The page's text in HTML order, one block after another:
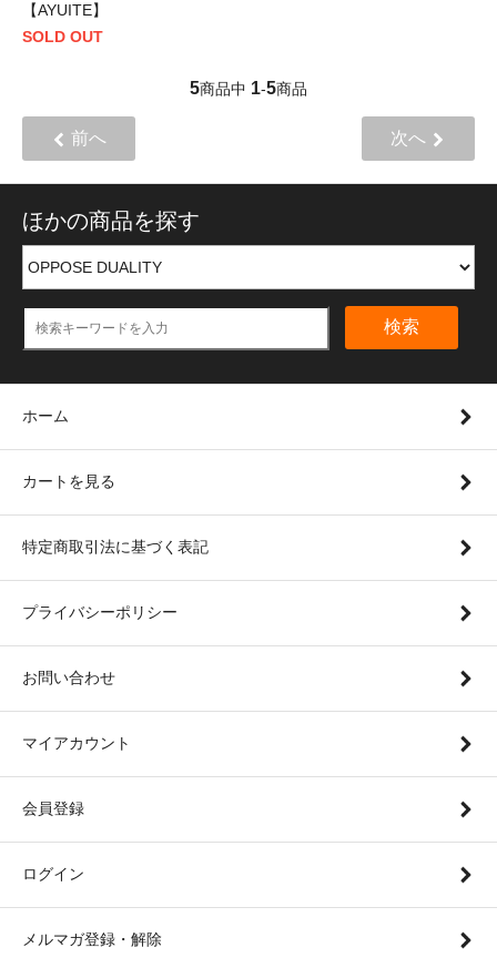
【AYUITE】
SOLD OUT
5商品中 1-5商品
前へ 次へ
ほかの商品を探す
検索
ホーム
カートを見る
特定商取引法に基づく表記
プライバシーポリシー
お問い合わせ
マイアカウント
会員登録
ログイン
メルマガ登録・解除